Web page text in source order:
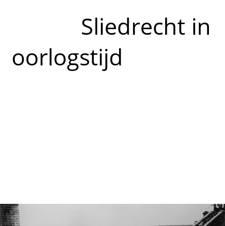
Sliedrecht in
oorlogstijd